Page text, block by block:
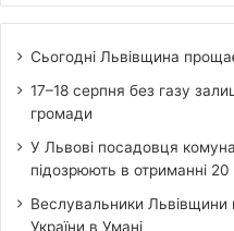
Сьогодні Львівщина
17–18 серпня без газу
громади
У Львові посадовця
підозрюють в отриманні
Веслувальники Львівщини
України в Умані